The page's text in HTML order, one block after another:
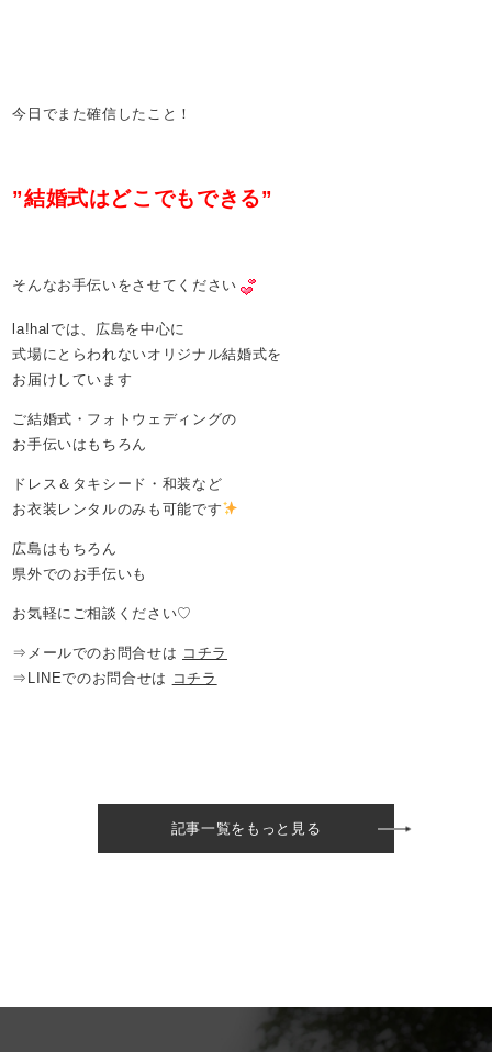
今日でまた確信したこと！
”結婚式はどこでもできる”
そんなお手伝いをさせてください
la!halでは、広島を中心に
式場にとらわれないオリジナル結婚式を
お届けしています
ご結婚式・フォトウェディングの
お手伝いはもちろん
ドレス＆タキシード・和装など
お衣装レンタルのみも可能です
広島はもちろん
県外でのお手伝いも
お気軽にご相談ください♡
⇒メールでのお問合せは コチラ
⇒LINEでのお問合せは コチラ
記事一覧をもっと見る